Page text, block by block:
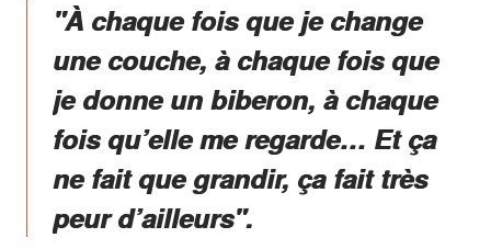
"À chaque fois que je change
une couche, à chaque fois que
je donne un biberon, à chaque
fois qu’elle me regarde… Et ça
ne fait que grandir, ça fait très
peur d’ailleurs".